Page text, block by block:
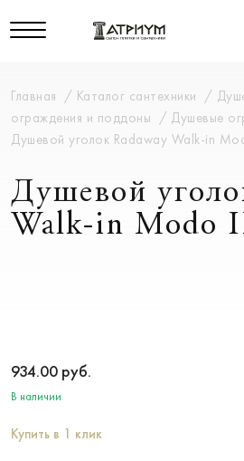
Главная Каталог сантехники
ограждения и поддоны
Душевые
Душевой уголок Radaway Walk-in
Душевой
Walk-in Modo
934.00 руб.
В наличии
Купить в 1 клик